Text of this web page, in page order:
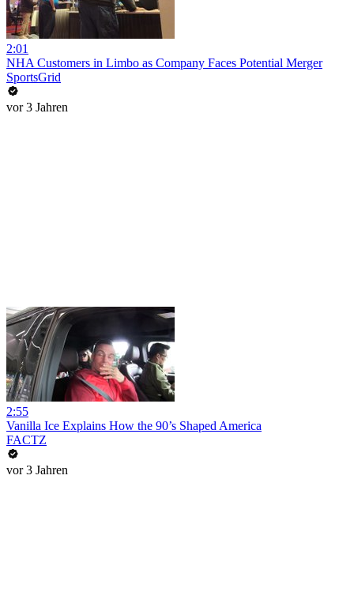
2:01
NHA Customers in Limbo as Company Faces Potential Merger
SportsGrid
vor 3 Jahren
2:55
Vanilla Ice Explains How the 90’s Shaped America
FACTZ
vor 3 Jahren